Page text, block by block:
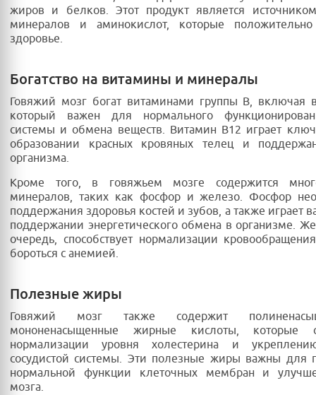
жиров и белков. Этот продукт является
минералов и аминокислот, которые
здоровье.
Богатство на витамины и минералы
Говяжий мозг богат витаминами группы B, включая
который важен для нормального
системы и обмена веществ. Витамин B12 играет
образовании красных кровяных телец и
организма.
Кроме того, в говяжьем мозге содержится
минералов, таких как фосфор и железо. Фосфор
поддержания здоровья костей и зубов, а также играет
поддержании энергетического обмена в организме.
очередь, способствует нормализации
бороться с анемией.
Полезные жиры
Говяжий мозг также содержит
мононенасыщенные жирные кислоты, которые
нормализации уровня холестерина и
сосудистой системы. Эти полезные жиры важны для
нормальной функции клеточных мембран и
мозга.